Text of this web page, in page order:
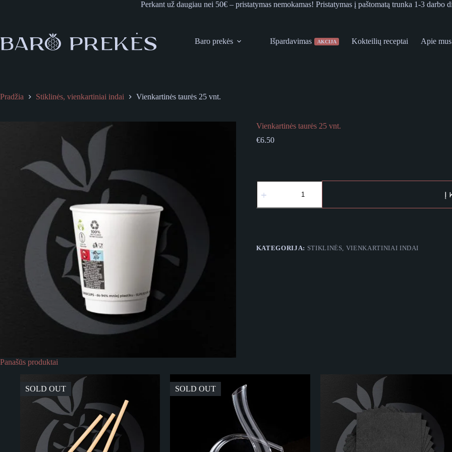
Perkant už daugiau nei 50€ – pristatymas nemokamas! Pristatymas į paštomatą trunka 1-3 darbo
Baro prekės Išpardavimas AKCIJA Kokteilių receptai Apie mus
Pradžia Stiklinės, vienkartiniai indai Vienkartinės taurės 25 vnt.
Vienkartinės taurės 25 vnt.
€6.50
produkto
kiekis:
taurės
Į
KATEGORIJA: STIKLINĖS, VIENKARTINIAI INDAI
Panašūs produktai
SOLD OUT SOLD OUT